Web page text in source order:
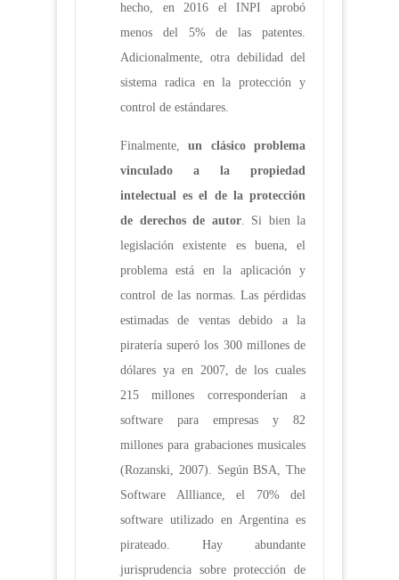
hecho, en 2016 el INPI aprobó
menos del 5% de las patentes.
Adicionalmente, otra debilidad del
sistema radica en la protección y
control de estándares.
Finalmente,un clásico problema
vinculado a la propiedad
intelectual es el de la protección
de derechos de autor. Si bien la
legislación existente es buena, el
problema está en la aplicación y
control de las normas. Las pérdidas
estimadas de ventas debido a la
piratería superó los 300 millones de
dólares ya en 2007, de los cuales
215 millones corresponderían a
software para empresas y 82
millones para grabaciones musicales
(Rozanski, 2007). Según BSA, The
Software Allliance, el 70% del
software utilizado en Argentina es
pirateado. Hay abundante
jurisprudencia sobre protección de